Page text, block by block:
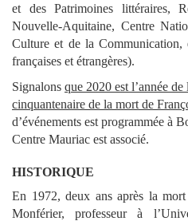
et des Patrimoines littéraires,
Nouvelle-Aquitaine, Centre
Culture et de la Communication,
françaises et étrangères).
Signalons que 2020 est l’année
cinquantenaire de la mort de
d’événements est programmée à
Centre Mauriac est associé.
HISTORIQUE
En 1972, deux ans après la
Monférier, professeur à